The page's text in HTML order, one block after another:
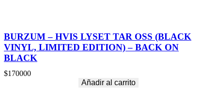
BURZUM – HVIS LYSET TAR OSS (BLACK
VINYL, LIMITED EDITION) – BACK ON
BLACK
$170000
Añadir al carrito